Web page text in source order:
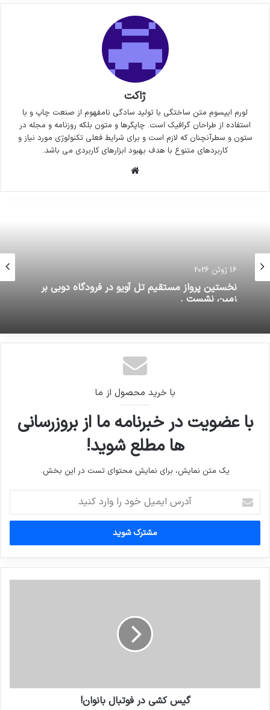
ژاکت
لورم ایپسوم متن ساختگی با تولید سادگی نامفهوم از صنعت چاپ و با
استفاده از طراحان گرافیک است. چاپگرها و متون بلکه روزنامه و مجله در
ستون و سطرآنچنان که لازم است و برای شرایط فعلی تکنولوژی مورد نیاز و
کاربردهای متنوع با هدف بهبود ابزارهای کاربردی می باشد.
16 ژوئن 2026
نخستين پرواز مستقيم تل آويو در فرودگاه دوبى بر
زمين نشست .
با خرید محصول از ما
با عضویت در خبرنامه ما از بروزرسانی
ها مطلع شوید!
یک متن نمایش، برای نمایش محتوای تست در این بخش.
ایمیل
خود
وارد
کنید
گیس کشی در فوتبال بانوان!